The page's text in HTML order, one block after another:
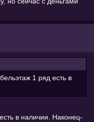
1 ряд есть в
в наличии. Наконец-